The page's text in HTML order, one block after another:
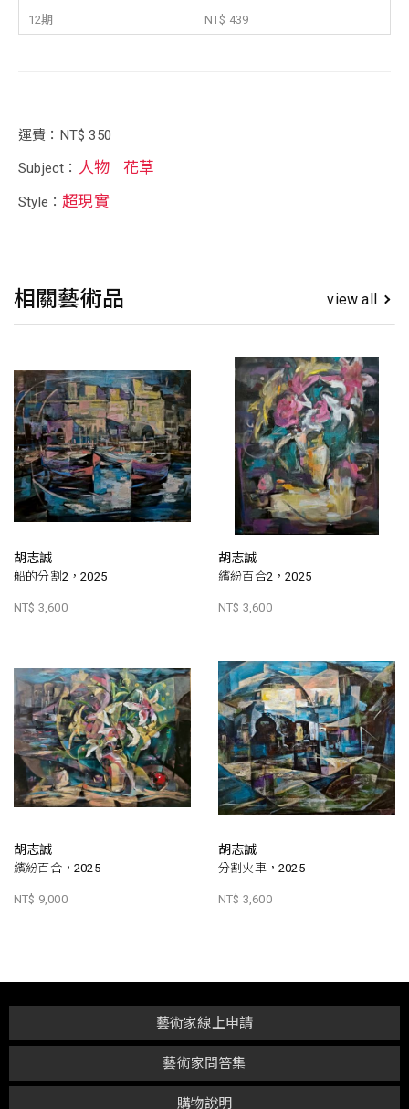
12期
NT$ 439
運費：NT$ 350
Subject： 人物 花草
Style：超現實
相關藝術品 view all
胡志誠
船的分割2，2025
NT$ 3,600
胡志誠
繽紛百合2，2025
NT$ 3,600
胡志誠
繽紛百合，2025
NT$ 9,000
胡志誠
分割火車，2025
NT$ 3,600
購物說明
藝術家問答集
藝術家線上申請